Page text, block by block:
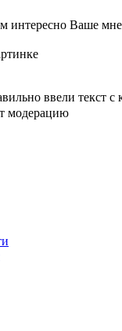
интересно Ваше
ввели текст с
модерацию